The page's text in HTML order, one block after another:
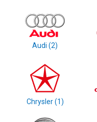
Audi (2)‎
Chrysler (1)‎